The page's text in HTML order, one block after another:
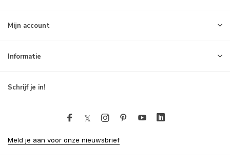
Mijn account
Informatie
Schrijf je in!
Meld je aan voor onze nieuwsbrief